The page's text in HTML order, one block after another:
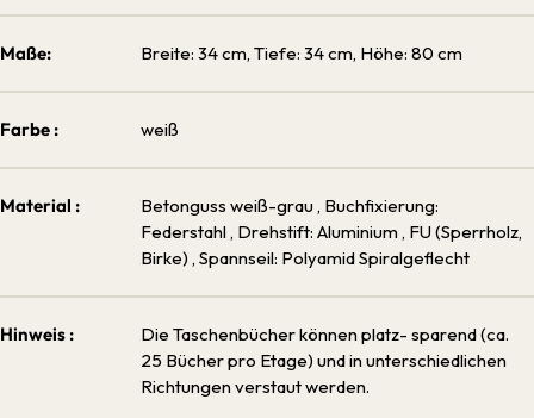
Maße: Breite: 34 cm, Tiefe: 34 cm, Höhe: 80 cm
Farbe : weiß
Material : Betonguss weiß-grau , Buchfixierung:
Federstahl , Drehstift: Aluminium , FU (Sperrholz,
Birke) , Spannseil: Polyamid Spiralgeflecht
Hinweis :
Die Taschenbücher können platz- sparend (ca.
25 Bücher pro Etage) und in unterschiedlichen
Richtungen verstaut werden.